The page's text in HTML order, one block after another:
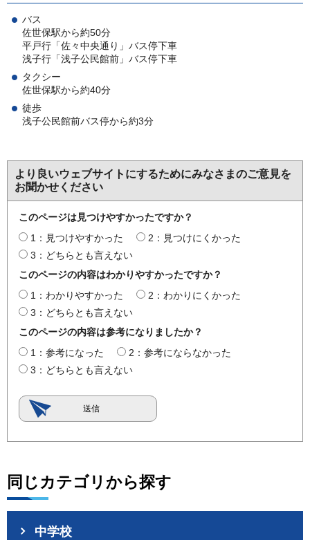
バス
佐世保駅から約50分
平戸行「佐々中央通り」バス停下車
浅子行「浅子公民館前」バス停下車
タクシー
佐世保駅から約40分
徒歩
浅子公民館前バス停から約3分
より良いウェブサイトにするためにみなさまのご意見を
お聞かせください
このページは見つけやすかったですか？
1：見つけやすかった
2：見つけにくかった
3：どちらとも言えない
このページの内容はわかりやすかったですか？
1：わかりやすかった
2：わかりにくかった
3：どちらとも言えない
このページの内容は参考になりましたか？
1：参考になった
2：参考にならなかった
3：どちらとも言えない
同じカテゴリから探す
中学校